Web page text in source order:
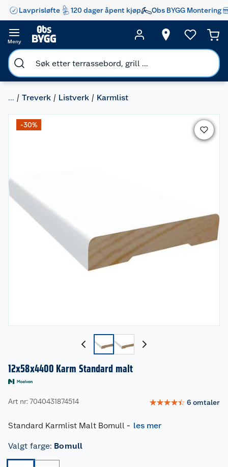
Lavprisløfte 120 dager åpent kjøp Obs BYGG Montering
Meny
... Treverk Listverk Karmlist
-30%
12x58x4400 Karm Standard malt
Art nr: 7040431874514 ☆☆☆☆☆ 6 omtaler
Standard Karmlist Malt Bomull - les mer
Valgt farge: Bomull